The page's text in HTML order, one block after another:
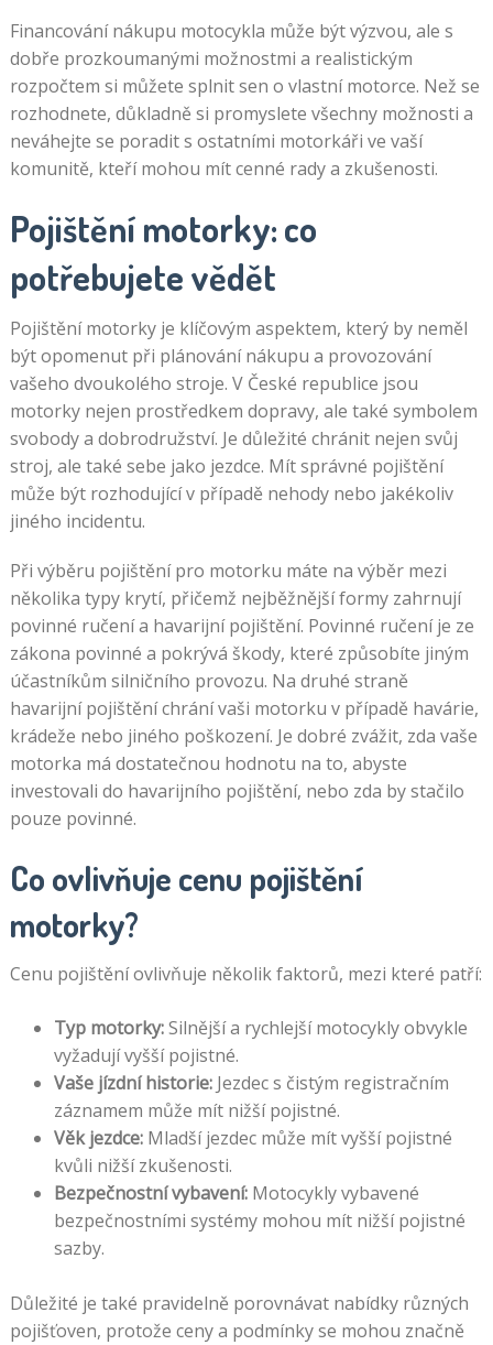
Financování nákupu motocykla může být výzvou, ale s
dobře prozkoumanými možnostmi a realistickým
rozpočtem si můžete splnit sen o vlastní motorce. Než se
rozhodnete, důkladně si promyslete všechny možnosti a
neváhejte se poradit s ostatními motorkáři ve vaší
komunitě, kteří mohou mít cenné rady a zkušenosti.
Pojištění motorky: co
potřebujete vědět
Pojištění motorky je klíčovým aspektem, který by neměl
být opomenut při plánování nákupu a provozování
vašeho dvoukolého stroje. V České republice jsou
motorky nejen prostředkem dopravy, ale také symbolem
svobody a dobrodružství. Je důležité chránit nejen svůj
stroj, ale také sebe jako jezdce. Mít správné pojištění
může být rozhodující v případě nehody nebo jakékoliv
jiného incidentu.
Při výběru pojištění pro motorku máte na výběr mezi
několika typy krytí, přičemž nejběžnější formy zahrnují
povinné ručení a havarijní pojištění. Povinné ručení je ze
zákona povinné a pokrývá škody, které způsobíte jiným
účastníkům silničního provozu. Na druhé straně
havarijní pojištění chrání vaši motorku v případě havárie,
krádeže nebo jiného poškození. Je dobré zvážit, zda vaše
motorka má dostatečnou hodnotu na to, abyste
investovali do havarijního pojištění, nebo zda by stačilo
pouze povinné.
Co ovlivňuje cenu pojištění
motorky?
Cenu pojištění ovlivňuje několik faktorů, mezi které patří:
Typ motorky:Silnější a rychlejší motocykly obvykle
vyžadují vyšší pojistné.
Vaše jízdní historie:Jezdec s čistým registračním
záznamem může mít nižší pojistné.
Věk jezdce:Mladší jezdec může mít vyšší pojistné
kvůli nižší zkušenosti.
Bezpečnostní vybavení:Motocykly vybavené
bezpečnostními systémy mohou mít nižší pojistné
sazby.
Důležité je také pravidelně porovnávat nabídky různých
pojišťoven, protože ceny a podmínky se mohou značně